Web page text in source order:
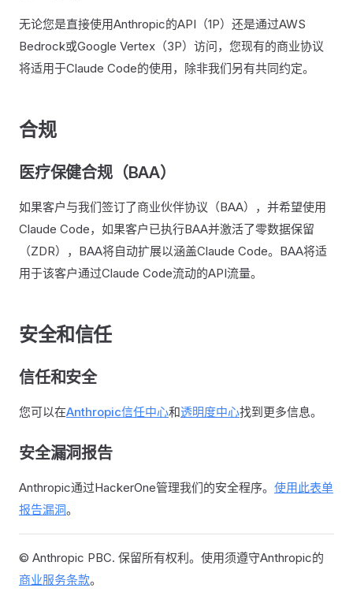
无论您是直接使用Anthropic的API（1P）还是通过AWS
Bedrock或Google Vertex（3P）访问，您现有的商业协议
将适用于Claude Code的使用，除非我们另有共同约定。
合规
医疗保健合规（BAA）
如果客户与我们签订了商业伙伴协议（BAA），并希望使用
Claude Code，如果客户已执行BAA并激活了零数据保留
（ZDR），BAA将自动扩展以涵盖Claude Code。BAA将适
用于该客户通过Claude Code流动的API流量。
安全和信任
信任和安全
您可以在Anthropic信任中心和透明度中心找到更多信息。
安全漏洞报告
Anthropic通过HackerOne管理我们的安全程序。 使用此表单
报告漏洞。
© Anthropic PBC. 保留所有权利。使用须遵守Anthropic的
商业服务条款。